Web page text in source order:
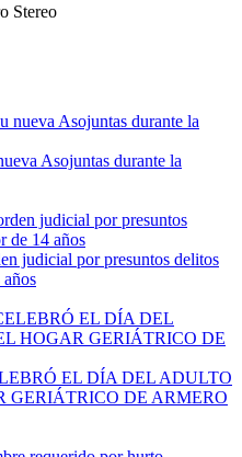
Asojuntas durante la
judicial por presuntos delitos
EL DÍA DEL ADULTO
GERIÁTRICO DE ARMERO